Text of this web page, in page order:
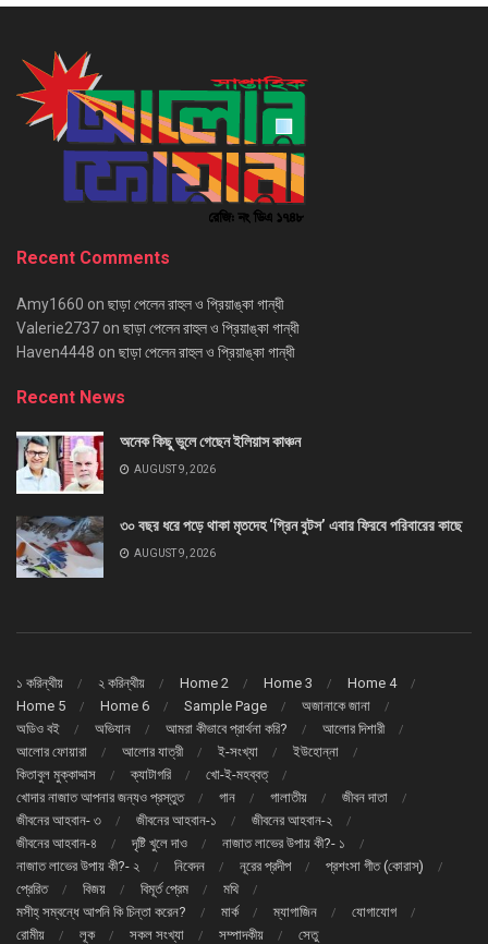
Recent Comments
Amy1660 on ছাড়া পেলেন রাহুল ও প্রিয়াঙ্কা গান্ধী
Valerie2737 on ছাড়া পেলেন রাহুল ও প্রিয়াঙ্কা গান্ধী
Haven4448 on ছাড়া পেলেন রাহুল ও প্রিয়াঙ্কা গান্ধী
Recent News
অনেক কিছু ভুলে গেছেন ইলিয়াস কাঞ্চন
AUGUST 9, 2026
৩০ বছর ধরে পড়ে থাকা মৃতদেহ ‘গ্রিন বুটস’ এবার ফিরবে পরিবারের কাছে
AUGUST 9, 2026
১ করিন্থীয় ২ করিন্থীয় Home 2 Home 3
Home 4
Home 5
Home 6 Sample Page
অজানাকে জানা
অডিও বই
অভিযান আমরা কীভাবে প্রার্থনা করি?
আলোর দিশারী
আলোর ফোয়ারা
আলোর যাত্রী ই-সংখ্যা
ইউহোন্না
কিতাবুল মুক্কাদ্দাস
ক্যাটাগরি
খো-ই-মহব্বত্
খোদার নাজাত আপনার জন্যও প্রস্তুত
গান গালাতীয়
জীবন দাতা
জীবনের আহবান- ৩
জীবনের আহবান-১
জীবনের আহবান-২
জীবনের আহবান-৪
দৃষ্টি খুলে দাও
নাজাত লাভের উপায় কী?- ১
নাজাত লাভের উপায় কী?- ২
নিবেদন নূরের প্রদীপ
প্রশংসা গীত (কোরাস্)
প্রেরিত
বিজয় বিমূর্ত প্রেম
মথি
মসীহ্ সম্বন্ধে আপনি কি চিন্তা করেন?
মার্ক ম্যাগাজিন
যোগাযোগ
রোমীয়
লূক সকল সংখ্যা সম্পাদকীয় সেতু